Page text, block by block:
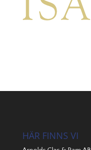
HÄR FINNS VI